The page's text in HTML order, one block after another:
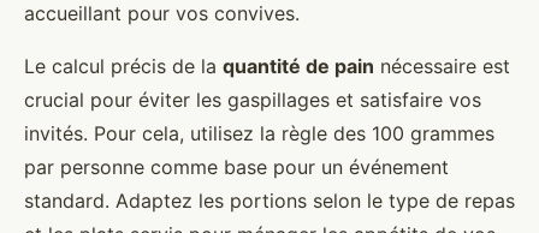
accueillant pour vos convives.
Le calcul précis de la quantité de pain nécessaire est
crucial pour éviter les gaspillages et satisfaire vos
invités. Pour cela, utilisez la règle des 100 grammes
par personne comme base pour un événement
standard. Adaptez les portions selon le type de repas